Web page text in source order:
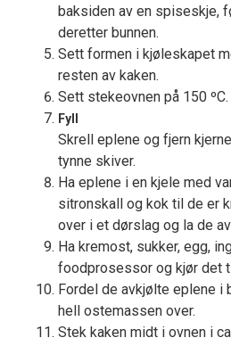
baksiden av en spiseskje,
deretter bunnen.
Sett formen i kjøleskapet
resten av kaken.
Sett stekeovnen på 150 ºC.
Fyll
Skrell eplene og fjern
tynne skiver.
Ha eplene i en kjele med
sitronskall og kok til de er
over i et dørslag og la de
Ha kremost, sukker, egg,
foodprosessor og kjør det
Fordel de avkjølte eplene i
hell ostemassen over.
Stek kaken midt i ovnen i